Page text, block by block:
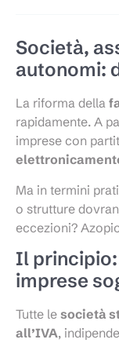
Società,
autonomi:
La riforma della
rapidamente. A
imprese con
Ma in termini
o strutture
eccezioni?
Il
imprese
Tutte le società
all’IVA,